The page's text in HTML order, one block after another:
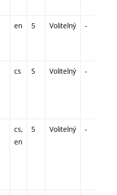
en 5 Volitelný -
cs 5 Volitelný -
cs,
en
5 Volitelný -